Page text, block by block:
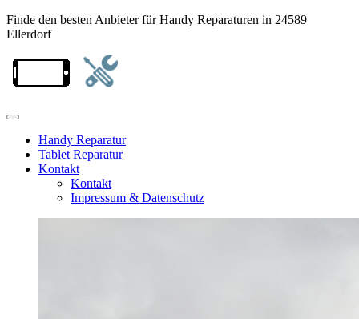
Finde den besten Anbieter für Handy Reparaturen in 24589
Ellerdorf
Handy Reparatur
Tablet Reparatur
Kontakt
Kontakt
Impressum & Datenschutz